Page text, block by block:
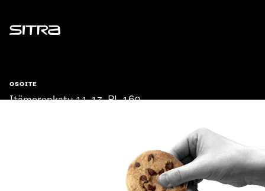
Sitra
OSOITE
Itämerenkatu 11-13, PL 160,